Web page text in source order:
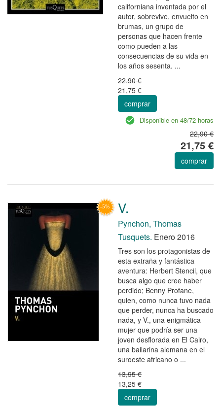
californiana inventada por el
autor, sobrevive, envuelto en
brumas, un grupo de
personas que hacen frente
como pueden a las
consecuencias de su vida en
los años sesenta. ...
22,90 €
21,75 €
comprar
Disponible en 48/72 horas
22,90 €
21,75 €
comprar
V.
Pynchon, Thomas
Tusquets. Enero 2016
Tres son los protagonistas de
esta extraña y fantástica
aventura: Herbert Stencil, que
busca algo que cree haber
perdido; Benny Profane,
quien, como nunca tuvo nada
que perder, nunca ha buscado
nada, y V., una enigmática
mujer que podría ser una
joven desflorada en El Cairo,
una bailarina alemana en el
suroeste africano o ...
13,95 €
13,25 €
comprar